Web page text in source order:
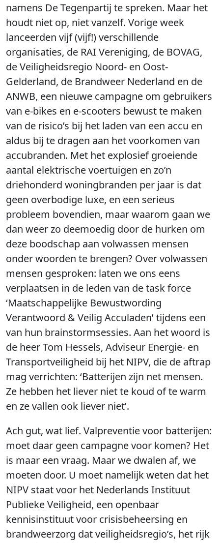
namens De Tegenpartij te spreken. Maar het
houdt niet op, niet vanzelf. Vorige week
lanceerden vijf (vijf!) verschillende
organisaties, de RAI Vereniging, de BOVAG,
de Veiligheidsregio Noord- en Oost-
Gelderland, de Brandweer Nederland en de
ANWB, een nieuwe campagne om gebruikers
van e-bikes en e-scooters bewust te maken
van de risico’s bij het laden van een accu en
aldus bij te dragen aan het voorkomen van
accubranden. Met het explosief groeiende
aantal elektrische voertuigen en zo’n
driehonderd woningbranden per jaar is dat
geen overbodige luxe, en een serieus
probleem bovendien, maar waarom gaan we
dan weer zo deemoedig door de hurken om
deze boodschap aan volwassen mensen
onder woorden te brengen? Over volwassen
mensen gesproken: laten we ons eens
verplaatsen in de leden van de task force
‘Maatschappelijke Bewustwording
Verantwoord & Veilig Acculaden’ tijdens een
van hun brainstormsessies. Aan het woord is
de heer Tom Hessels, Adviseur Energie- en
Transportveiligheid bij het NIPV, die de aftrap
mag verrichten: ‘Batterijen zijn net mensen.
Ze hebben het liever niet te koud of te warm
en ze vallen ook liever niet’.
Ach gut, wat lief. Valpreventie voor batterijen:
moet daar geen campagne voor komen? Het
is maar een vraag. Maar we dwalen af, we
moeten door. U moet namelijk weten dat het
NIPV staat voor het Nederlands Instituut
Publieke Veiligheid, een openbaar
kennisinstituut voor crisisbeheersing en
brandweerzorg dat veiligheidsregio’s, het rijk